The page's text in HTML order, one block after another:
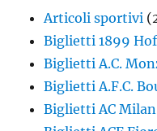
Articoli sportivi
Biglietti 1899
Biglietti A.C.
Biglietti A.F.C.
Biglietti AC Milan